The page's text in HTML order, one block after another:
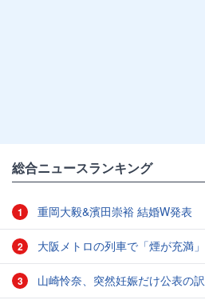
総合ニュースランキング
1 重岡大毅&濱田崇裕 結婚W発表
2 大阪メトロの列車で「煙が充満」
3 山崎怜奈、突然妊娠だけ公表の訳